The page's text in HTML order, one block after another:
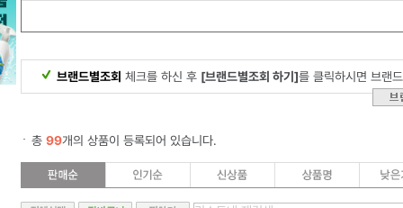
브랜드별조회 체크를 하신 후 [브랜드별조회 하기]를 클릭하시면 브랜
총 99개의 상품이 등록되어 있습니다.